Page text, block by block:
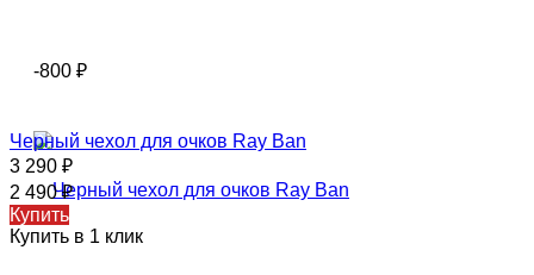
-800 ₽
Черный чехол для очков Ray Ban
3 290 ₽
2 490₽
Купить
Купить в 1 клик